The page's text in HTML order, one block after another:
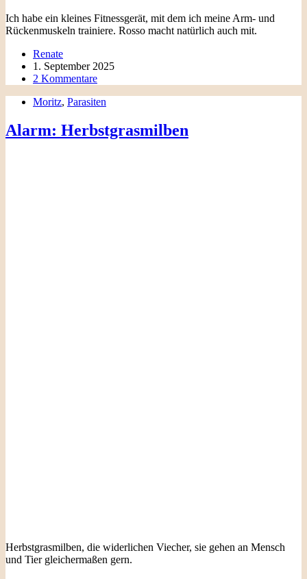
Ich habe ein kleines Fitnessgerät, mit dem ich meine Arm- und
Rückenmuskeln trainiere. Rosso macht natürlich auch mit.
Renate
1. September 2025
2 Kommentare
Moritz, Parasiten
Alarm: Herbstgrasmilben
Herbstgrasmilben, die widerlichen Viecher, sie gehen an Mensch
und Tier gleichermaßen gern.